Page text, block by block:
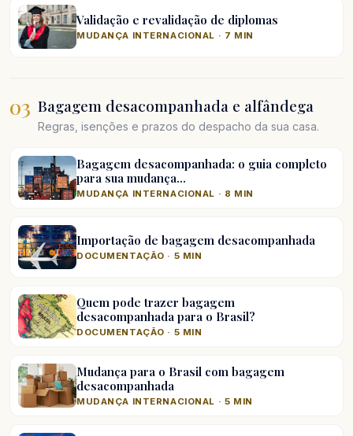
Validação e revalidação de diplomas
MUDANÇA INTERNACIONAL · 7 MIN
03 Bagagem desacompanhada e alfândega
Regras, isenções e prazos do despacho da sua casa.
Bagagem desacompanhada: o guia completo
para sua mudança…
MUDANÇA INTERNACIONAL · 8 MIN
Importação de bagagem desacompanhada
DOCUMENTAÇÃO · 5 MIN
Quem pode trazer bagagem
desacompanhada para o Brasil?
DOCUMENTAÇÃO · 5 MIN
Mudança para o Brasil com bagagem
desacompanhada
MUDANÇA INTERNACIONAL · 5 MIN